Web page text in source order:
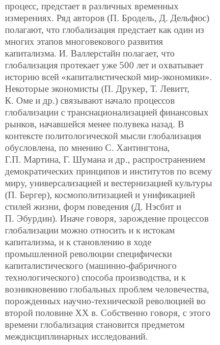
процесс, предстает в различных временных
измерениях. Ряд авторов (П. Бродель, Д. Дельфюс)
полагают, что глобализация предстает как один из
многих этапов многовекового развития
капитализма. И. Валлерстайн полагает, что
глобализация протекает уже 500 лет и охватывает
историю всей «капиталистической мир-экономики».
Некоторые экономисты (П. Друкер, Т. Левитт,
К. Оме и др.) связывают начало процессов
глобализации с транснационализацией финансовых
рынков, начавшейся менее полувека назад. В
контексте политологической мысли глобализация
обусловлена, по мнению С. Хантингтона,
Г.П. Мартина, Г. Шумана и др., распространением
демократических принципов и институтов по всему
миру, универсализацией и вестернизацией культуры
(П. Бергер), космополитизацией и унификацией
стилей жизни, форм поведения (Д. Нэсбит и
П. Эбурдин). Иначе говоря, зарождение процессов
глобализации можно относить и к истокам
капитализма, и к становлению в ходе
промышленной революции специфически
капиталистического (машинно-фабричного
технологического) способа производства, и к
возникновению глобальных проблем человечества,
порожденных научно-технической революцией во
второй половине XX в. Собственно говоря, с этого
времени глобализация становится предметом
междисциплинарных исследований.